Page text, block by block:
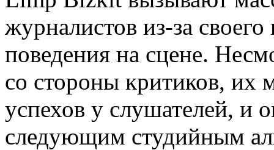
журналистов из-за
поведения на сцене.
со стороны критиков, их
успехов у слушателей, и
следующим студийным